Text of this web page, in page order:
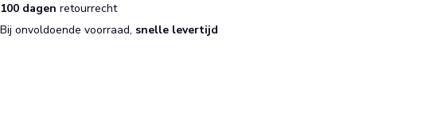
100 dagenretourrecht
Bij onvoldoende voorraad, snelle levertijd